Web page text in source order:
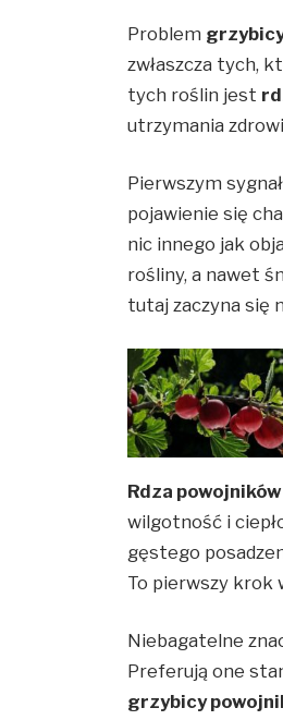
Problem
zwłaszcza tych,
tych roślin jest
utrzymania
Pierwszym
pojawienie się
nic innego jak
rośliny, a nawet
tutaj zaczyna się
Rdza powojników
wilgotność i
gęstego
To pierwszy krok
Niebagatelne
Preferują one
grzybicy